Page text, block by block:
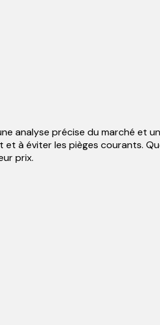
analyse précise du marché et
à éviter les pièges courants.
prix.